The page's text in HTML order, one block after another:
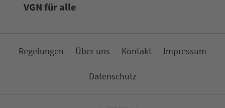
VGN für alle
Re­ge­lungen Über uns Kon­takt Impressum
Da­ten­schutz